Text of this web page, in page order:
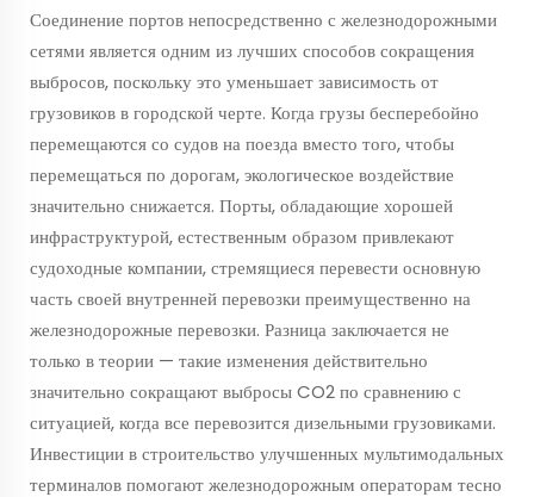
Соединение портов непосредственно с железнодорожными
сетями является одним из лучших способов сокращения
выбросов, поскольку это уменьшает зависимость от
грузовиков в городской черте. Когда грузы бесперебойно
перемещаются со судов на поезда вместо того, чтобы
перемещаться по дорогам, экологическое воздействие
значительно снижается. Порты, обладающие хорошей
инфраструктурой, естественным образом привлекают
судоходные компании, стремящиеся перевести основную
часть своей внутренней перевозки преимущественно на
железнодорожные перевозки. Разница заключается не
только в теории — такие изменения действительно
значительно сокращают выбросы CO2 по сравнению с
ситуацией, когда все перевозится дизельными грузовиками.
Инвестиции в строительство улучшенных мультимодальных
терминалов помогают железнодорожным операторам тесно